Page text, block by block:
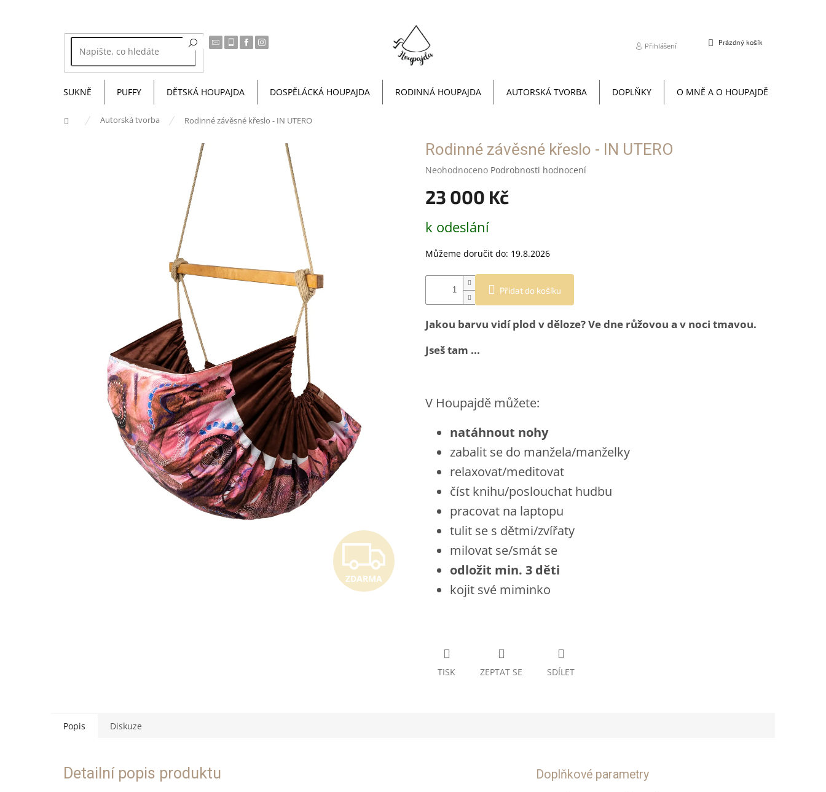
Přihlášení
NÁKUPNÍ
Prázdný košík
SUKNĚ PUFFY DĚTSKÁ HOUPAJDA DOSPĚLÁCKÁ HOUPAJDA RODINNÁ HOUPAJDA AUTORSKÁ TVORBA DOPLŇKY O MNĚ A O HOUPAJDĚ
Domů Autorská tvorba Rodinné závěsné křeslo - IN UTERO
Rodinné závěsné křeslo - IN UTERO
Průměrné
produktu
je
z
hvězdiček.
Neohodnoceno Podrobnosti hodnocení
ZDARMA
ZDARMA
23 000 Kč
cena:
k odeslání
Můžeme doručit do: 19.8.2026
Přidat do košíku
Jakou barvu vidí plod v děloze? Ve dne růžovou a v noci tmavou.
Jseš tam ...
V Houpajdě můžete:
natáhnout nohy
zabalit se do manžela/manželky
relaxovat/meditovat
číst knihu/poslouchat hudbu
pracovat na laptopu
tulit se s dětmi/zvířaty
milovat se/smát se
odložit min. 3 děti
kojit své miminko
TISK ZEPTAT SE SDÍLET
Popis Diskuze
Detailní popis produktu Doplňkové parametry